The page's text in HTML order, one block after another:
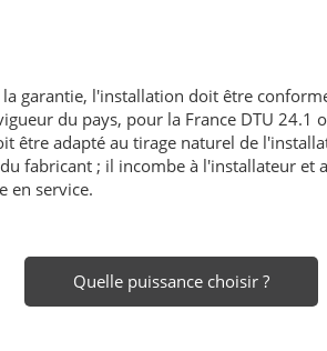
garantie, l'installation doit être
du pays, pour la France DTU 24.1
être adapté au tirage naturel de
fabricant ; il incombe à l'installateur et
en service.
Quelle puissance choisir ?